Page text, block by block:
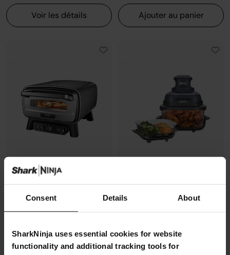
Consent Details About
SharkNinja uses essential cookies for website
functionality and additional tracking tools for
Voir les détails Ajouter au panier
d’extérieur, avec fonction Air
Fryer Ninja Artisan
4.7 (228)
CRISPi
4.3
(1071)